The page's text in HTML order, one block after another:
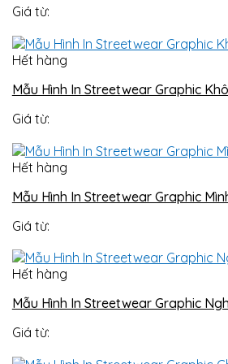
Giá từ:
Hết hàng
Mẫu Hình In Streetwear Graphic
Giá từ:
Hết hàng
Mẫu Hình In Streetwear Graphic
Giá từ:
Hết hàng
Mẫu Hình In Streetwear Graphic
Giá từ: